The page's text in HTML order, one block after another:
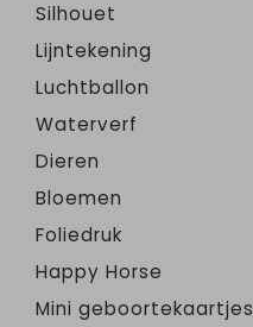
Silhouet
Lijntekening
Luchtballon
Waterverf
Dieren
Bloemen
Foliedruk
Happy Horse
Mini geboortekaartjes